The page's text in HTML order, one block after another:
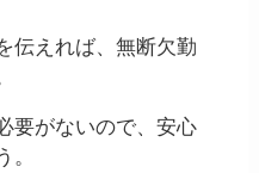
伝えれば、無断欠勤
要がないので、安心
。